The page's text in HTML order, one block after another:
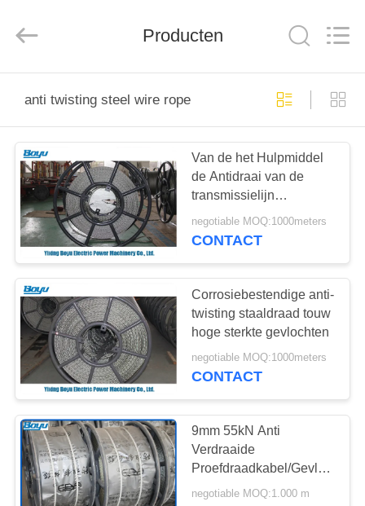
PRODUCTEN
ONGEVEER
ONS
FABRIEKSREIS
KWALITEITSCONTROLE
CONTACTEER
ONS
NIEUWS
VERZOEK
Power
Machinery
Producten
anti twisting steel wire rope
Van de het Hulpmiddel
de Antidraai van de
transmissielijn
Staalkabel Nominale
Dia. 13mm
negotiable MOQ:1000meters
CONTACT
Corrosiebestendige anti-
twisting staaldraad touw
hoge sterkte gevlochten
negotiable MOQ:1000meters
CONTACT
9mm 55kN Anti
Verdraaide
Proefdraadkabel/Gevlechte
Staalkabel voor Lijn het
negotiable MOQ:1.000 m